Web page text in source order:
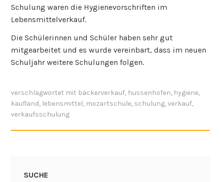
Schulung waren die Hygienevorschriften im
Lebensmittelverkauf.
Die Schülerinnen und Schüler haben sehr gut
mitgearbeitet und es wurde vereinbart, dass im neuen
Schuljahr weitere Schulungen folgen.
verschlagwortet mit bäckerverkauf, hussenhofen, hygiene,
kaufland, lebensmittel, mozartschule, schulung,verkauf,
verkaufsschulung
SUCHE